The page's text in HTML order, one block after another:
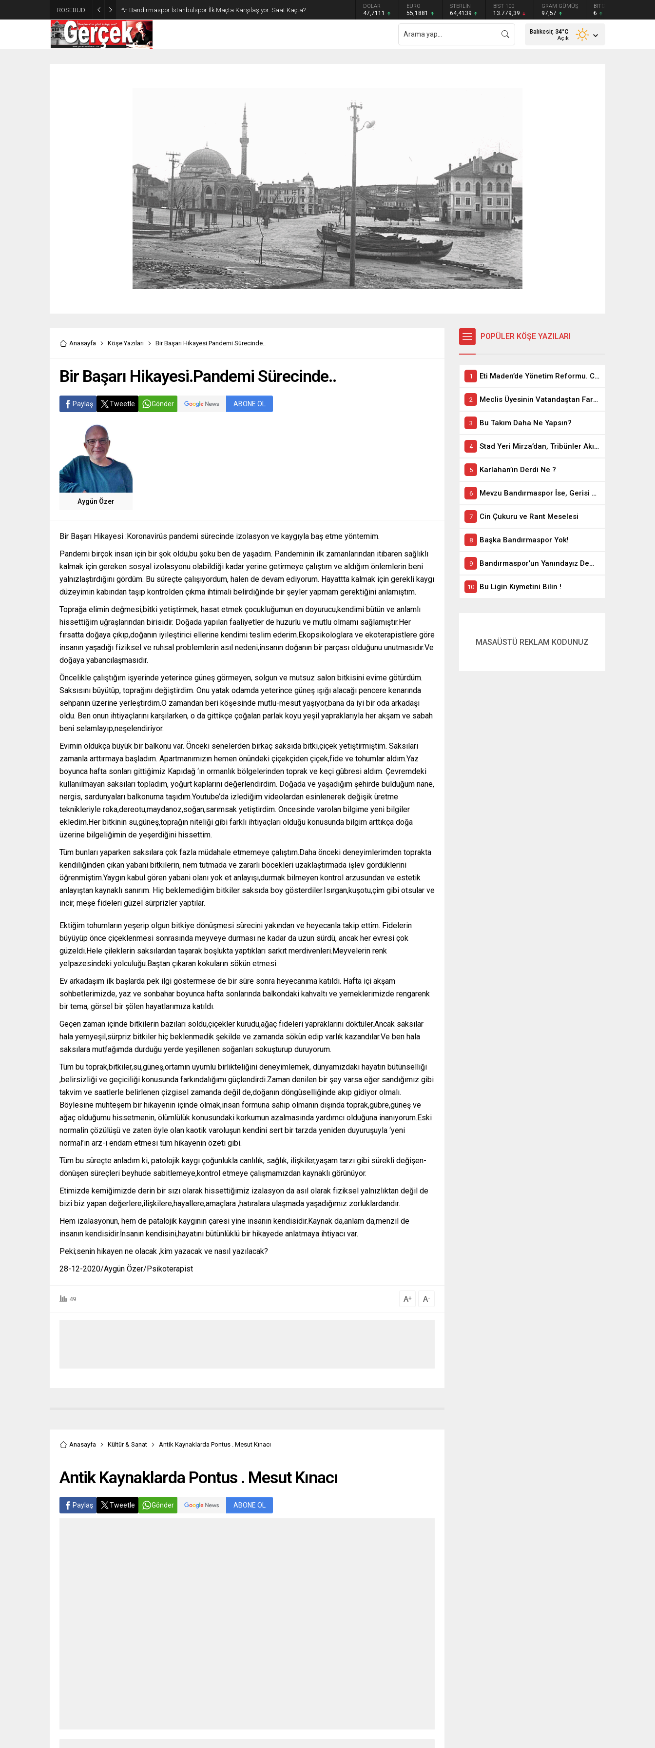
ROSEBUD Bandırmaspor İstanbulspor İlk Maçta Karşılaşıyor. Saat Kaçta? DOLAR
47,7111
EURO
55,1881
STERLİN
64,4139
BIST 100
13.779,39
GRAM GÜMÜŞ
97,57
BITCOIN
₺
Balıkesir, 34°C
Açık
Anasayfa Köşe Yazıları Bir Başarı Hikayesi.Pandemi Sürecinde..
Bir Başarı Hikayesi.Pandemi Sürecinde..
Paylaş Tweetle Gönder ABONE OL
Aygün Özer
Bir Başarı Hikayesi :Koronavirüs pandemi sürecinde izolasyon ve kaygıyla baş etme yöntemim.
Pandemi birçok insan için bir şok oldu,bu şoku ben de yaşadım. Pandeminin ilk zamanlarından itibaren sağlıklı
kalmak için gereken sosyal izolasyonu olabildiği kadar yerine getirmeye çalıştım ve aldığım önlemlerin beni
yalnızlaştırdığını gördüm. Bu süreçte çalışıyordum, halen de devam ediyorum. Hayattta kalmak için gerekli kaygı
düzeyimin kabından taşıp kontrolden çıkma ihtimali belirdiğinde bir şeyler yapmam gerektiğini anlamıştım.
Toprağa elimin değmesi,bitki yetiştirmek, hasat etmek çocukluğumun en doyurucu,kendimi bütün ve anlamlı
hissettiğim uğraşlarından birisidir. Doğada yapılan faaliyetler de huzurlu ve mutlu olmamı sağlamıştır.Her
fırsatta doğaya çıkıp,doğanın iyileştirici ellerine kendimi teslim ederim.Ekopsikologlara ve ekoterapistlere göre
insanın yaşadığı fiziksel ve ruhsal problemlerin asıl nedeni,insanın doğanın bir parçası olduğunu unutmasıdır.Ve
doğaya yabancılaşmasıdır.
Öncelikle çalıştığım işyerinde yeterince güneş görmeyen, solgun ve mutsuz salon bitkisini evime götürdüm.
Saksısını büyütüp, toprağını değiştirdim. Onu yatak odamda yeterince güneş ışığı alacağı pencere kenarında
sehpanın üzerine yerleştirdim.O zamandan beri köşesinde mutlu-mesut yaşıyor,bana da iyi bir oda arkadaşı
oldu. Ben onun ihtiyaçlarını karşılarken, o da gittikçe çoğalan parlak koyu yeşil yapraklarıyla her akşam ve sabah
beni selamlayıp,neşelendiriyor.
Evimin oldukça büyük bir balkonu var. Önceki senelerden birkaç saksıda bitki,çiçek yetiştirmiştim. Saksıları
zamanla arttırmaya başladım. Apartmanımızın hemen önündeki çiçekçiden çiçek,fide ve tohumlar aldım.Yaz
boyunca hafta sonları gittiğimiz Kapıdağ ‘ın ormanlık bölgelerinden toprak ve keçi gübresi aldım. Çevremdeki
kullanılmayan saksıları topladım, yoğurt kaplarını değerlendirdim. Doğada ve yaşadığım şehirde bulduğum nane,
nergis, sardunyaları balkonuma taşıdım.Youtube’da izlediğim videolardan esinlenerek değişik üretme
teknikleriyle roka,dereotu,maydanoz,soğan,sarımsak yetiştirdim. Öncesinde varolan bilgime yeni bilgiler
ekledim.Her bitkinin su,güneş,toprağın niteliği gibi farklı ihtiyaçları olduğu konusunda bilgim arttıkça doğa
üzerine bilgeliğimin de yeşerdiğini hissettim.
Tüm bunları yaparken saksılara çok fazla müdahale etmemeye çalıştım.Daha önceki deneyimlerimden toprakta
kendiliğinden çıkan yabani bitkilerin, nem tutmada ve zararlı böcekleri uzaklaştırmada işlev gördüklerini
öğrenmiştim.Yaygın kabul gören yabani olanı yok et anlayışı,durmak bilmeyen kontrol arzusundan ve estetik
anlayıştan kaynaklı sanırım. Hiç beklemediğim bitkiler saksıda boy gösterdiler.Isırgan,kuşotu,çim gibi otsular ve
incir, meşe fideleri güzel sürprizler yaptılar.
Ektiğim tohumların yeşerip olgun bitkiye dönüşmesi sürecini yakından ve heyecanla takip ettim. Fidelerin
büyüyüp önce çiçeklenmesi sonrasında meyveye durması ne kadar da uzun sürdü, ancak her evresi çok
güzeldi.Hele çileklerin saksılardan taşarak boşlukta yaptıkları sarkıt merdivenleri.Meyvelerin renk
yelpazesindeki yolculuğu.Baştan çıkaran kokuların sökün etmesi.
Ev arkadaşım ilk başlarda pek ilgi göstermese de bir süre sonra heyecanıma katıldı. Hafta içi akşam
sohbetlerimizde, yaz ve sonbahar boyunca hafta sonlarında balkondaki kahvaltı ve yemeklerimizde rengarenk
bir tema, görsel bir şölen hayatlarımıza katıldı.
Geçen zaman içinde bitkilerin bazıları soldu,çiçekler kurudu,ağaç fideleri yapraklarını döktüler.Ancak saksılar
hala yemyeşil,sürpriz bitkiler hiç beklenmedik şekilde ve zamanda sökün edip varlık kazandılar.Ve ben hala
saksılara mutfağımda durduğu yerde yeşillenen soğanları sokuşturup duruyorum.
Tüm bu toprak,bitkiler,su,güneş,ortamın uyumlu birlikteliğini deneyimlemek, dünyamızdaki hayatın bütünselliği
,belirsizliği ve geçiciliği konusunda farkındalığımı güçlendirdi.Zaman denilen bir şey varsa eğer sandığımız gibi
takvim ve saatlerle belirlenen çizgisel zamanda değil de,doğanın döngüselliğinde akıp gidiyor olmalı.
Böylesine muhteşem bir hikayenin içinde olmak,insan formuna sahip olmanın dışında toprak,gübre,güneş ve
ağaç olduğumu hissetmenin, ölümlülük konusundaki korkumun azalmasında yardımcı olduğuna inanıyorum.Eski
normalin çözülüşü ve zaten öyle olan kaotik varoluşun kendini sert bir tarzda yeniden duyuruşuyla ‘yeni
normal’in arz-ı endam etmesi tüm hikayenin özeti gibi.
Tüm bu süreçte anladım ki, patolojik kaygı çoğunlukla canlılık, sağlık, ilişkiler,yaşam tarzı gibi sürekli değişen-
dönüşen süreçleri beyhude sabitlemeye,kontrol etmeye çalışmamızdan kaynaklı görünüyor.
Etimizde kemiğimizde derin bir sızı olarak hissettiğimiz izalasyon da asıl olarak fiziksel yalnızlıktan değil de
bizi biz yapan değerlere,ilişkilere,hayallere,amaçlara ,hatıralara ulaşmada yaşadığımız zorluklardandır.
Hem izalasyonun, hem de patalojik kaygının çaresi yine insanın kendisidir.Kaynak da,anlam da,menzil de
insanın kendisidir.İnsanın kendisini,hayatını bütünlüklü bir hikayede anlatmaya ihtiyacı var.
Peki;senin hikayen ne olacak ,kim yazacak ve nasıl yazılacak?
28-12-2020/Aygün Özer/Psikoterapist
49 A+ A-
Anasayfa Kültür & Sanat Antik Kaynaklarda Pontus . Mesut Kınacı
Antik Kaynaklarda Pontus . Mesut Kınacı
Paylaş Tweetle Gönder ABONE OL
POPÜLER KÖŞE YAZILARI
Eti Maden’de Yönetim Reformu. CEO Modeli’nde Kadro / Taşeron İşçilik Ayrımı Kalkıyor
Meclis Üyesinin Vatandaştan Farkı Ne ?
Bu Takım Daha Ne Yapsın?
Stad Yeri Mirza’dan, Tribünler Akın’dan: Geriye Bakanlık Kaldı.
Karlahan’ın Derdi Ne ?
Mevzu Bandırmaspor İse, Gerisi Teferruattır
Cin Çukuru ve Rant Meselesi
Başka Bandırmaspor Yok!
Bandırmaspor’un Yanındayız Demekle Olmuyor!
Bu Ligin Kıymetini Bilin !
MASAÜSTÜ REKLAM KODUNUZ